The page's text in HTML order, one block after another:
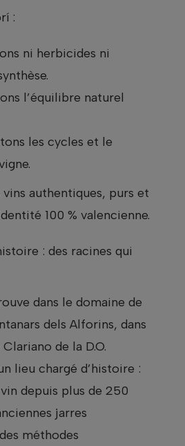
:
ni herbicides ni
l’équilibre naturel
les cycles et le
authentiques, purs et
100 % valencienne.
: des racines qui
dans le domaine de
dels Alforins, dans
de la D.O.
lieu chargé d’histoire :
depuis plus de 250
jarres
méthodes